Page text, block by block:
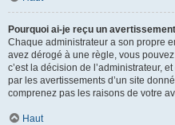
Pourquoi ai-je reçu un
Chaque administrateur a son propre
avez dérogé à une règle, vous
c’est la décision de l’administrateur,
par les avertissements d’un site
comprenez pas les raisons de votre
Haut